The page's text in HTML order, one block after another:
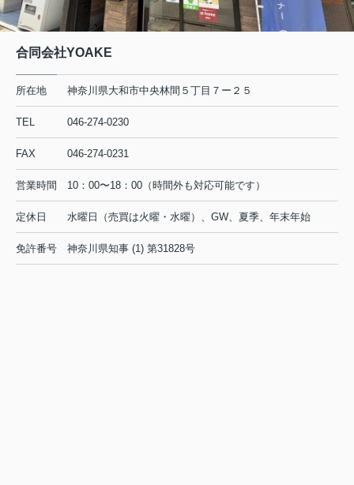
合同会社YOAKE
所在地 神奈川県大和市中央林間５丁目７ー２５
TEL 046-274-0230
FAX 046-274-0231
営業時間 10：00〜18：00（時間外も対応可能です）
定休日 水曜日（売買は火曜・水曜）、GW、夏季、年末年始
免許番号 神奈川県知事 (1) 第31828号